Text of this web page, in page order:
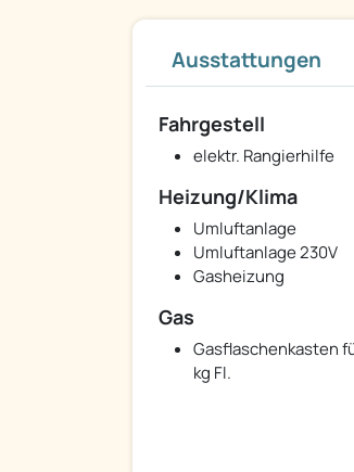
Ausstattungen
Fahrgestell
elektr. Rangierhilfe
Heizung/Klima
Umluftanlage
Umluftanlage 230V
Gasheizung
Gas
Gasflaschenkasten
kg Fl.